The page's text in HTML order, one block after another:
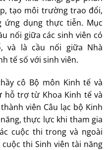
tạo môi trường trao đổi,
ứng dụng thực tiễn. Mục
nối giữa các sinh viên có
và là cầu nối giữa Nhà
tế số với sinh viên.
cô Bộ môn Kinh tế và
hỗ trợ từ Khoa Kinh tế và
viên Câu lạc bộ Kinh
thực lực khi tham gia
cuộc thi trong và ngoài
thi Sinh viên tài năng